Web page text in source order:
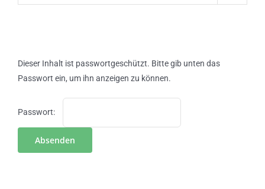
Dieser Inhalt ist passwortgeschützt. Bitte gib unten das
Passwort ein, um ihn anzeigen zu können.
Passwort: